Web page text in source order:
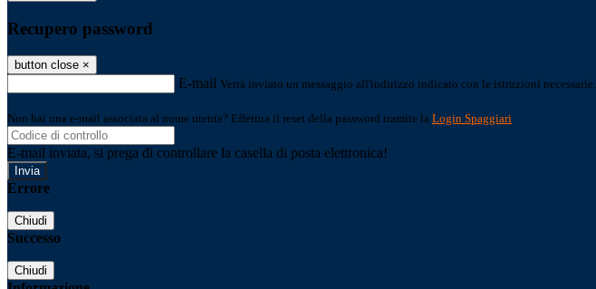
Recupero password
button close ×
E-mail Verrà inviato un messaggio all'indirizzo indicato con le istruzioni necessarie.
Non hai una e-mail associata al nome utente? Effettua il reset della password tramite la Login Spaggiari
E-mail inviata, si prega di controllare la casella di posta elettronica!
Errore
Chiudi
Successo
Chiudi